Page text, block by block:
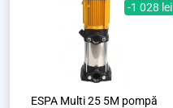
-1 028 lei
ESPA Multi 25 5M pompă